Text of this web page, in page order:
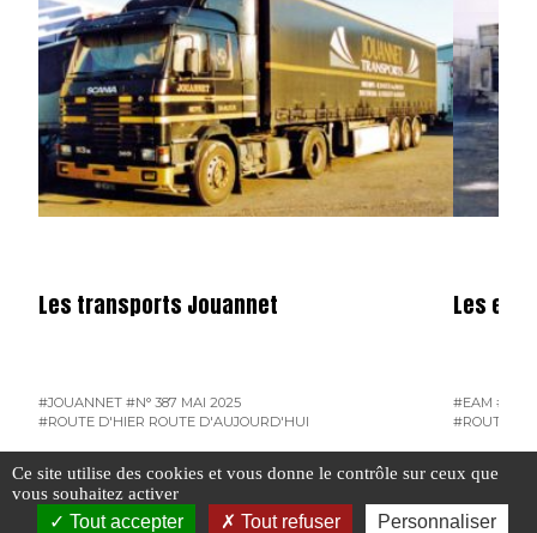
Les transports Jouannet
#JOUANNET #N° 387 MAI 2025
#ROUTE D'HIER ROUTE D'AUJOURD'HUI
Les
#EAM
#ROUTE
#TRANSPORTS COINGS
Ce site utilise des cookies et vous donne le contrôle sur ceux que
vous souhaitez activer
Tout accepter Tout refuser Personnaliser